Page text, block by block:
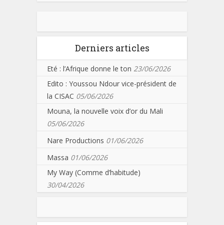
Derniers articles
Eté : l’Afrique donne le ton 23/06/2026
Edito : Youssou Ndour vice-président de
la CISAC 05/06/2026
Mouna, la nouvelle voix d’or du Mali
05/06/2026
Nare Productions 01/06/2026
Massa 01/06/2026
My Way (Comme d’habitude)
30/04/2026